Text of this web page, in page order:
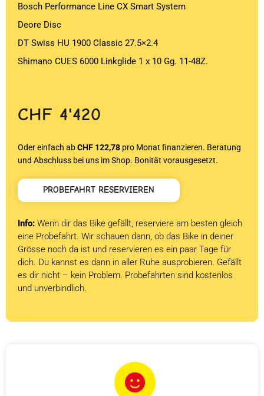
Bosch Performance Line CX Smart System
Deore Disc
DT Swiss HU 1900 Classic 27.5×2.4
Shimano CUES 6000 Linkglide 1 x 10 Gg. 11-48Z.
CHF 4'420
Oder einfach abCHF 122,78 pro Monat finanzieren. Beratung
und Abschluss bei uns im Shop. Bonität vorausgesetzt.
PROBEFAHRT RESERVIEREN
Info: Wenn dir das Bike gefällt, reserviere am besten gleich
eine Probefahrt. Wir schauen dann, ob das Bike in deiner
Grösse noch da ist und reservieren es ein paar Tage für
dich. Du kannst es dann in aller Ruhe ausprobieren. Gefällt
es dir nicht – kein Problem. Probefahrten sind kostenlos
und unverbindlich.